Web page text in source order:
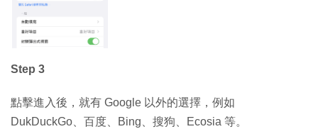
Step 3
點擊進入後，就有 Google 以外的選擇，例如
DukDuckGo、百度、Bing、搜狗、Ecosia 等。